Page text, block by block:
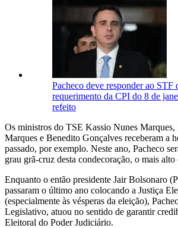
Pacheco deve responder ao STF
requerimento da CPI do 8 de
refeito
Os ministros do TSE Kassio Nunes
Marques e Benedito Gonçalves receberam a
passado, por exemplo. Neste ano, Pacheco
grau grã-cruz desta condecoração, o mais alto
Enquanto o então presidente Jair Bolsonaro
passaram o último ano colocando a Justiça
(especialmente às vésperas da eleição),
Legislativo, atuou no sentido de garantir
Eleitoral do Poder Judiciário.